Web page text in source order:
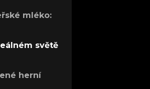
mléko:
světě
herní